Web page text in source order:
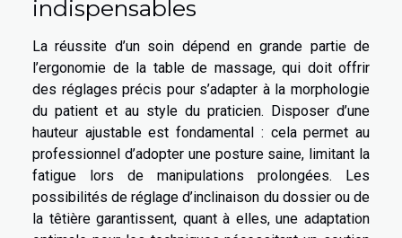
indispensables
La réussite d’un soin dépend en grande partie de
l’ergonomie de la table de massage, qui doit offrir
des réglages précis pour s’adapter à la morphologie
du patient et au style du praticien. Disposer d’une
hauteur ajustable est fondamental : cela permet au
professionnel d’adopter une posture saine, limitant la
fatigue lors de manipulations prolongées. Les
possibilités de réglage d’inclinaison du dossier ou de
la têtière garantissent, quant à elles, une adaptation